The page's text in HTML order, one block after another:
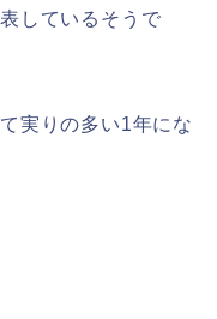
しているそうで
実りの多い1年にな